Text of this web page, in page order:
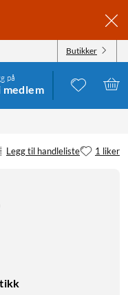
Butikker
på
medlem
Legg til handleliste 1 liker